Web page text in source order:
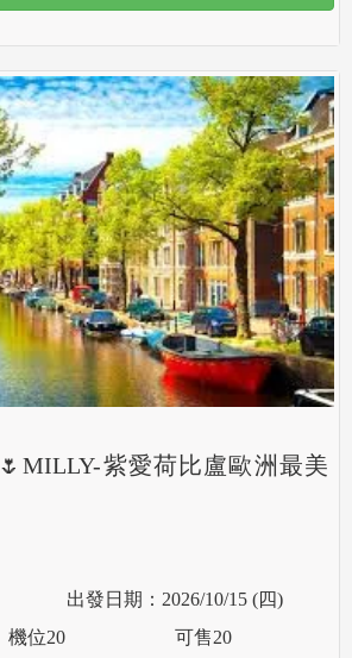
🌷MILLY-紫愛荷比盧歐洲最美
2026/10/15 (四)
機位20 可售20